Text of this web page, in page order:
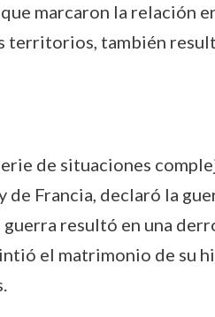
marcaron la relación
también
de situaciones
de Francia, declaró la
resultó en una
el matrimonio de su